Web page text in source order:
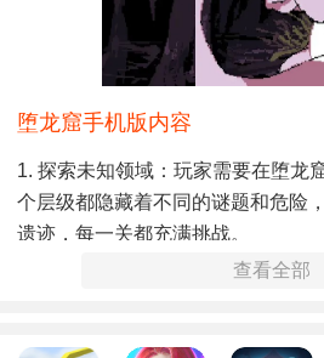
堕龙窟手机版内容
1. 探索未知领域：玩家需要在堕龙
个层级都隐藏着不同的谜题和危险
遗迹，每一关都充满挑战。
2. 角色成长与装备：通过解谜和击
大的敌人。
查看全部